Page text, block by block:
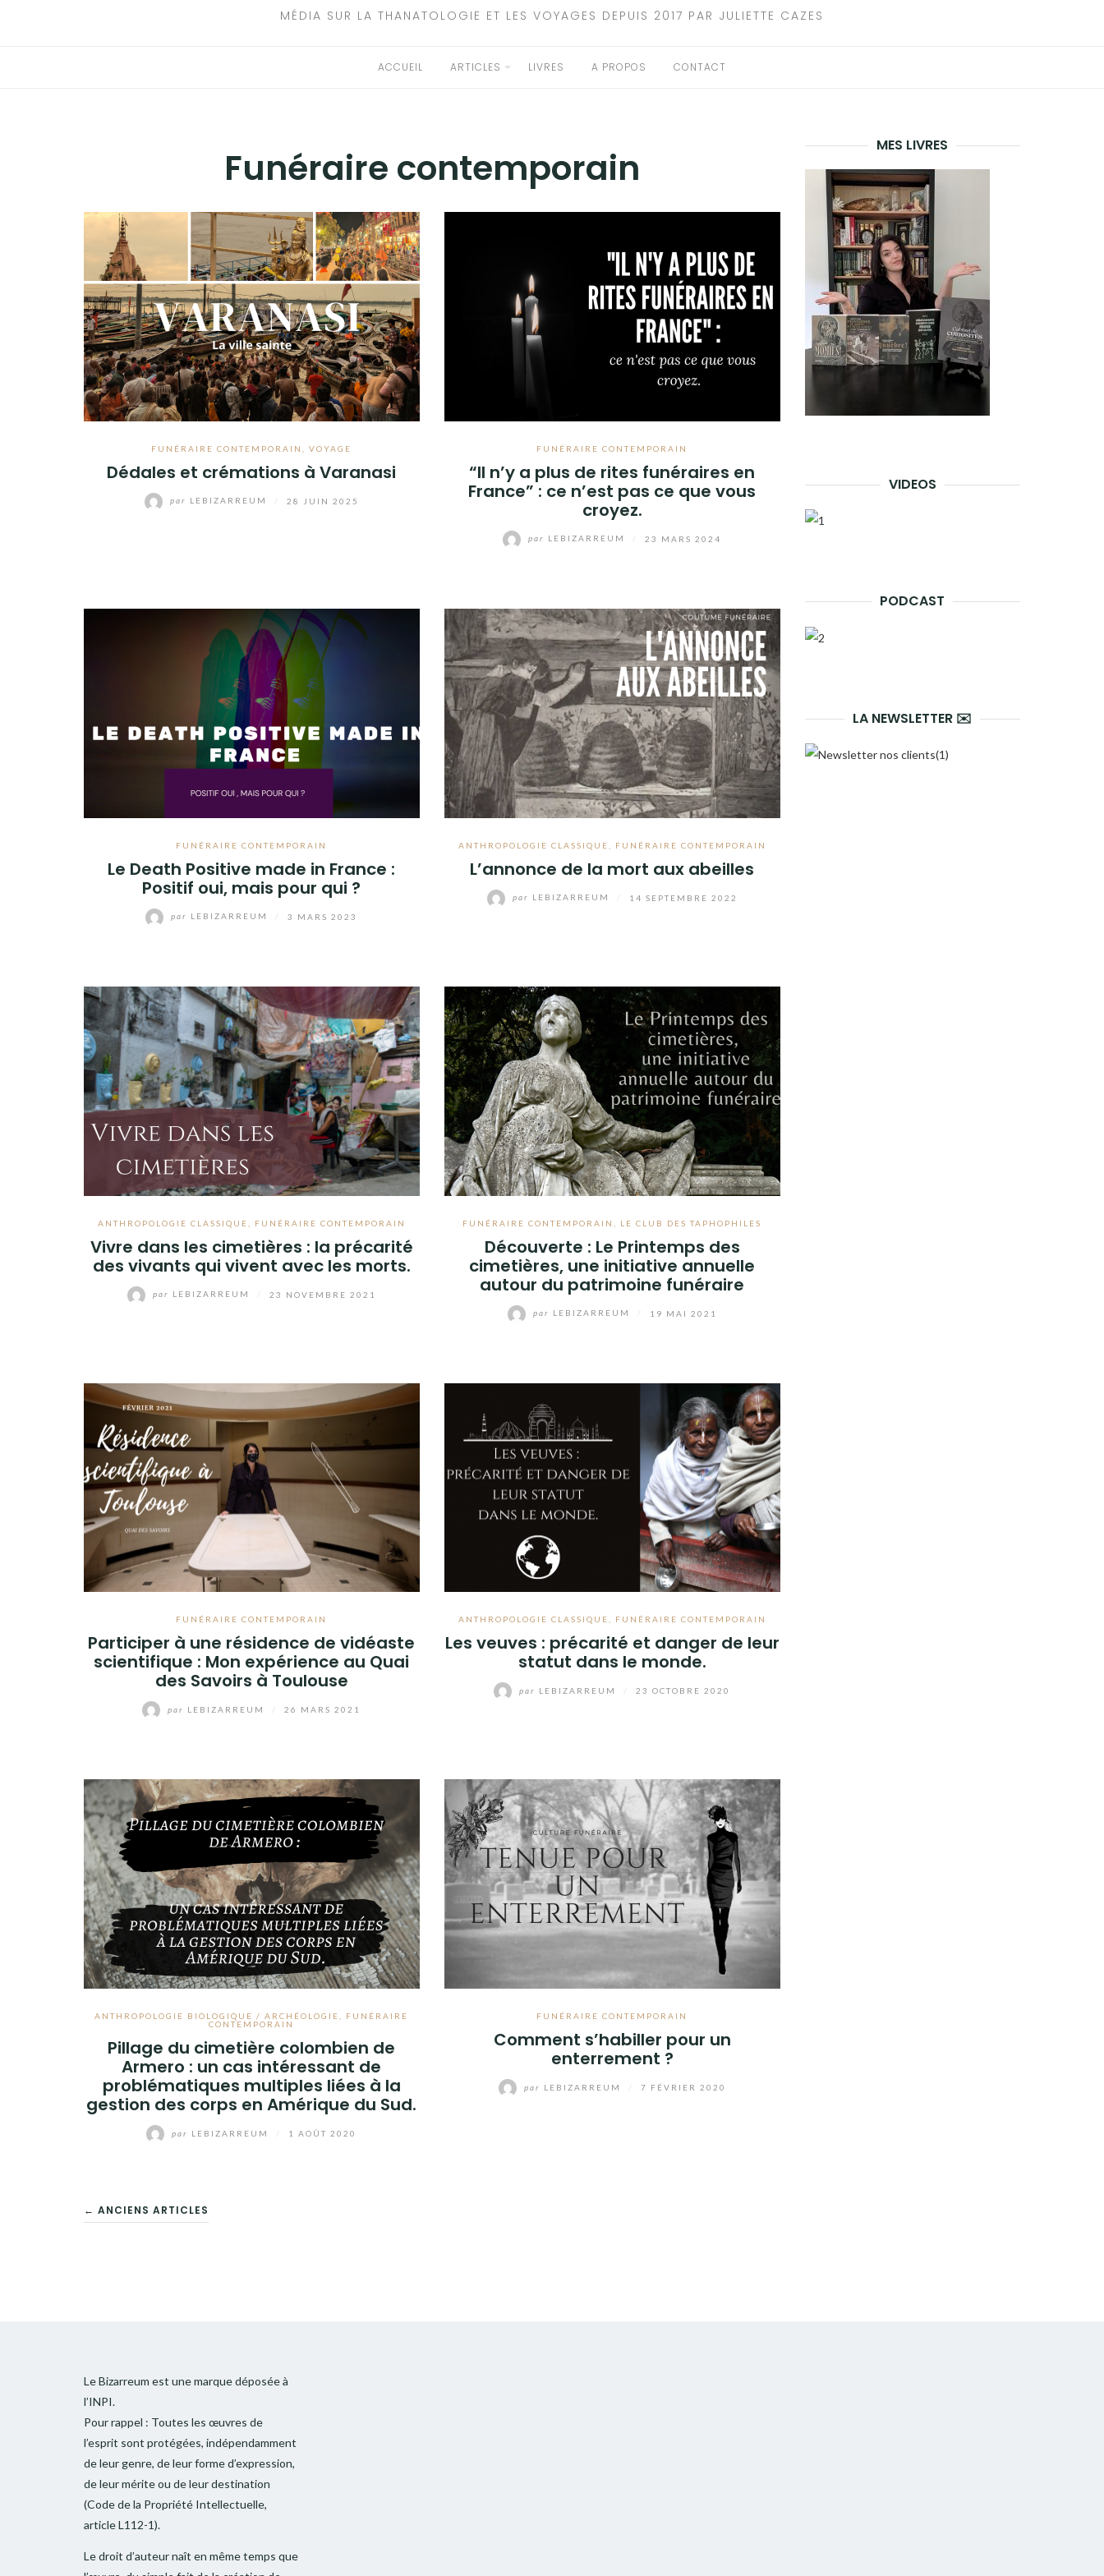
MÉDIA SUR LA THANATOLOGIE ET LES VOYAGES DEPUIS 2017 PAR JULIETTE CAZES
ACCUEIL ARTICLES LIVRES A PROPOS CONTACT
Funéraire contemporain
FUNÉRAIRE CONTEMPORAIN ,VOYAGE
Dédales et crémations à Varanasi
par LEBIZARREUM 28 JUIN 2025
FUNÉRAIRE CONTEMPORAIN
“Il n’y a plus de rites funéraires en
France” : ce n’est pas ce que vous
croyez.
par LEBIZARREUM 23 MARS 2024
FUNÉRAIRE CONTEMPORAIN
Le Death Positive made in France :
Positif oui, mais pour qui ?
par LEBIZARREUM 3 MARS 2023
ANTHROPOLOGIE CLASSIQUE FUNÉRAIRE CONTEMPORAIN
L’annonce de la mort aux abeilles
par LEBIZARREUM 14 SEPTEMBRE 2022
ANTHROPOLOGIE CLASSIQUE FUNÉRAIRE CONTEMPORAIN
Vivre dans les cimetières : la précarité
des vivants qui vivent avec les morts.
par LEBIZARREUM 23 NOVEMBRE 2021
FUNÉRAIRE CONTEMPORAIN LE CLUB DES TAPHOPHILES
Découverte : Le Printemps des
cimetières, une initiative annuelle
autour du patrimoine funéraire
par LEBIZARREUM 19 MAI 2021
FUNÉRAIRE CONTEMPORAIN
Participer à une résidence de vidéaste
scientifique : Mon expérience au Quai
des Savoirs à Toulouse
par LEBIZARREUM 26 MARS 2021
ANTHROPOLOGIE CLASSIQUE FUNÉRAIRE CONTEMPORAIN
Les veuves : précarité et danger de leur
statut dans le monde.
par LEBIZARREUM 23 OCTOBRE 2020
ANTHROPOLOGIE BIOLOGIQUE / ARCHÉOLOGIE
FUNÉRAIRE
CONTEMPORAIN
Pillage du cimetière colombien de
Armero : un cas intéressant de
problématiques multiples liées à la
gestion des corps en Amérique du Sud.
par LEBIZARREUM 1 AOÛT 2020
FUNÉRAIRE CONTEMPORAIN
Comment s’habiller pour un
enterrement ?
par LEBIZARREUM 7 FÉVRIER 2020
← ANCIENS ARTICLES
MES LIVRES
VIDEOS
PODCAST
LA NEWSLETTER ✉️
Le Bizarreum est une marque déposée à
l’INPI.
Pour rappel : Toutes les œuvres de
l’esprit sont protégées, indépendamment
de leur genre, de leur forme d’expression,
de leur mérite ou de leur destination
(Code de la Propriété Intellectuelle,
article L112-1).
Le droit d’auteur naît en même temps que